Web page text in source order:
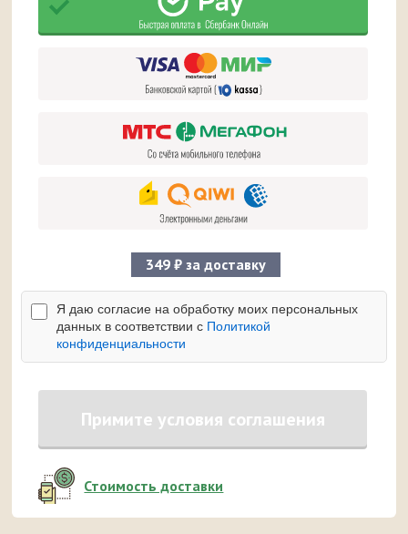
349 ₽ за доставку
Я даю согласие на обработку моих персональных
данных в соответствии с Политикой
конфиденциальности
Примите условия соглашения
Стоимость доставки